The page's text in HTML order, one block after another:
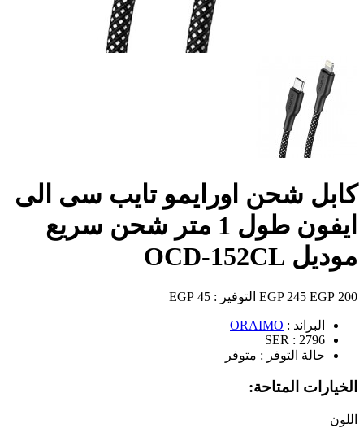
كابل شحن اورايمو تايب سى الى
ايفون طول 1 متر شحن سريع
موديل OCD-152CL
200 EGP
245 EGP التوفير : 45 EGP
البراند : ORAIMO
SER : 2796
حالة التوفر : متوفر
الخيارات المتاحة:
اللون